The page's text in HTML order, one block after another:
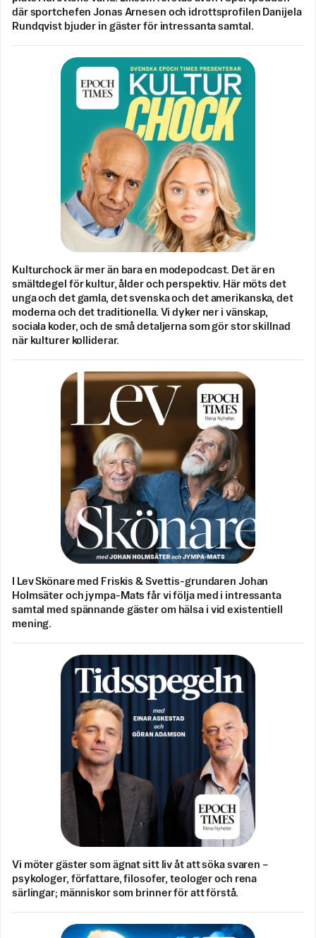
där sportchefen Jonas Arnesen och idrottsprofilen Danijela
Rundqvist bjuder in gäster för intressanta samtal.
Kulturchock är mer än bara en modepodcast. Det är en
smältdegel för kultur, ålder och perspektiv. Här möts det
unga och det gamla, det svenska och det amerikanska, det
moderna och det traditionella. Vi dyker ner i vänskap,
sociala koder, och de små detaljerna som gör stor skillnad
när kulturer kolliderar.
I Lev Skönare med Friskis & Svettis-grundaren Johan
Holmsäter och jympa-Mats får vi följa med i intressanta
samtal med spännande gäster om hälsa i vid existentiell
mening.
Vi möter gäster som ägnat sitt liv åt att söka svaren –
psykologer, författare, filosofer, teologer och rena
särlingar; människor som brinner för att förstå.